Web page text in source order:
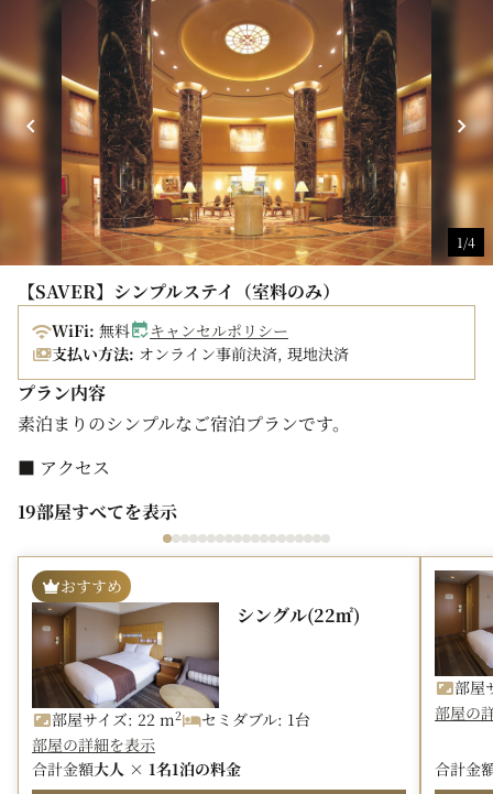
■ お荷物のお預かり
チェックイン前・チェックアウト後ともに、ロビーにてお
荷物をお預かりします。
■ チェックアウト
11時までご利用いただけるため、朝もゆとりをもってお過
ごしいただけます。
※客室の階層および景観の指定は承っておりません。
＜宿泊税について＞
福岡県および福岡市の条例により、2020年4月1日以降、
宿泊税を別途頂戴しております。
オンラインカード決済の場合も、宿泊税は現地にてお支払
いいただきます。
・宿泊料金20,000円未満：200円（県税50円含む）
・宿泊料金20,000円以上：500円（県税50円含む）
1/4
【SAVER】シンプルステイ（室料のみ）
WiFi: 無料
キャンセルポリシー
支払い方法: オンライン事前決済, 現地決済
プラン内容
素泊まりのシンプルなご宿泊プランです。
■ アクセス
ご来館いただけます。
※川端口改札から出て6番出口方面直結
・福岡空港から9分（4駅）
・博多から3分（2駅）
・天神から1分（1駅）
PayPayドーム、マリンメッセ福岡、福岡国際会議場へも
好アクセス。
■ WiFi
客室・ロビー・レストランにて、無料のWiFiをご利用い
ただけます。
19部屋すべてを表示
おすすめ
シングル(22㎡)
部屋サイズ: 22 m2
セミダブル: 1台
部屋の詳細を表示
合計金額大人 × 1名1泊の料金
部屋
部屋の
合計金